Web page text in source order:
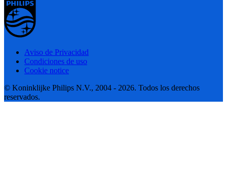
Aviso de Privacidad
Condiciones de uso
Cookie notice
© Koninklijke Philips N.V., 2004 - 2026. Todos los derechos
reservados.